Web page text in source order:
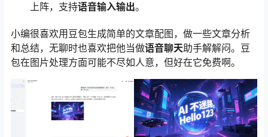
上阵，支持语音输入输出。
小编很喜欢用豆包生成简单的文章配图，做一些文章分析
和总结，无聊时也喜欢把他当做语音聊天助手解解闷。豆
包在图片处理方面可能不尽如人意，但好在它免费啊。